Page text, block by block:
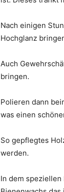
Nach einigen
Hochglanz
Auch
bringen.
Polieren dann
was einen
So gepflegtes
werden.
In dem